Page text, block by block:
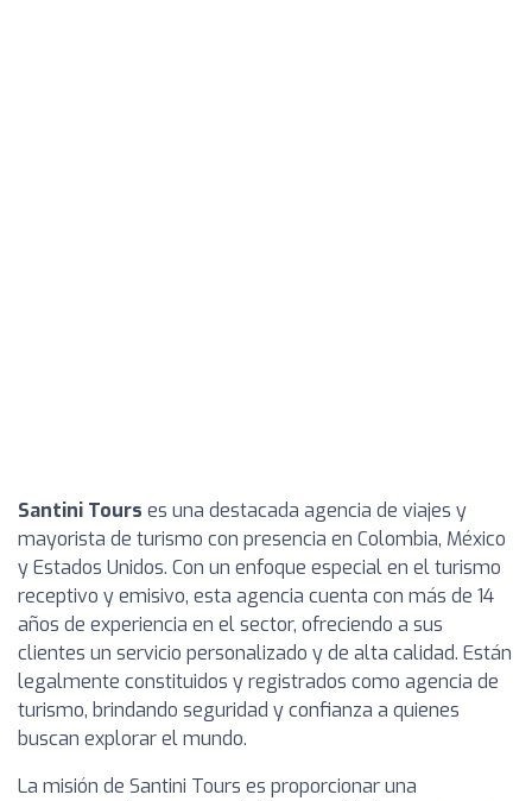
Santini Tours es una destacada agencia de viajes y
mayorista de turismo con presencia en Colombia, México
y Estados Unidos. Con un enfoque especial en el turismo
receptivo y emisivo, esta agencia cuenta con más de 14
años de experiencia en el sector, ofreciendo a sus
clientes un servicio personalizado y de alta calidad. Están
legalmente constituidos y registrados como agencia de
turismo, brindando seguridad y confianza a quienes
buscan explorar el mundo.
La misión de Santini Tours es proporcionar una